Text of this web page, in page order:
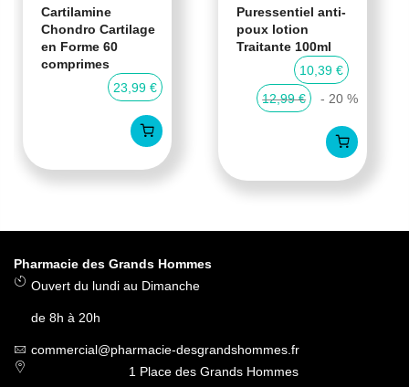
Cartilamine
Chondro Cartilage
en Forme 60
comprimes
23,99 €
Puressentiel anti-
poux lotion
Traitante 100ml
10,39 €
12,99 €
- 20 %
Pharmacie des Grands Hommes
Ouvert du lundi au Dimanche
de 8h à 20h
commercial@pharmacie-desgrandshommes.fr
1 Place des Grands Hommes